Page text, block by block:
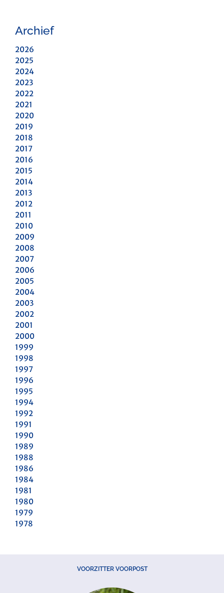
Archief
2026
2025
2024
2023
2022
2021
2020
2019
2018
2017
2016
2015
2014
2013
2012
2011
2010
2009
2008
2007
2006
2005
2004
2003
2002
2001
2000
1999
1998
1997
1996
1995
1994
1992
1991
1990
1989
1988
1986
1984
1981
1980
1979
1978
VOORZITTER VOORPOST